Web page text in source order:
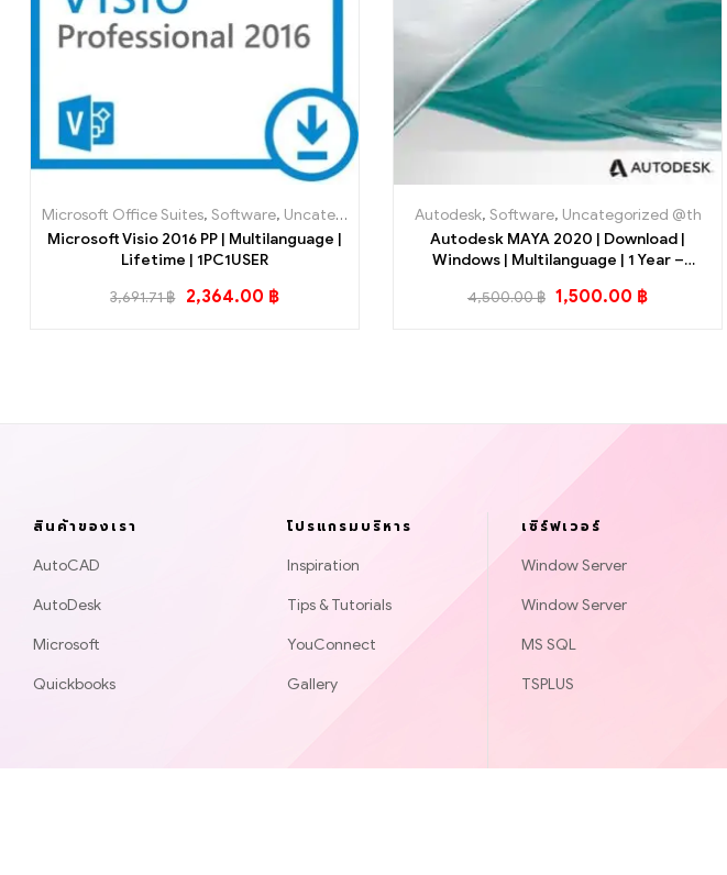
Microsoft Office Suites, Software, Uncategorized @th
Microsoft Visio 2016 PP | Multilanguage |
Lifetime | 1PC1USER
3,691.71฿ 2,364.00 ฿
Autodesk, Software, Uncategorized @th
Autodesk MAYA 2020 | Download |
Windows | Multilanguage | 1 Year –
4,500.00฿ 1,500.00 ฿
สินค้าของเรา
AutoCAD
AutoDesk
Microsoft
Quickbooks
โปรแกรมบริหาร
Inspiration
Tips & Tutorials
YouConnect
Gallery
เซิร์ฟเวอร์
Window Server
Window Server
MS SQL
TSPLUS